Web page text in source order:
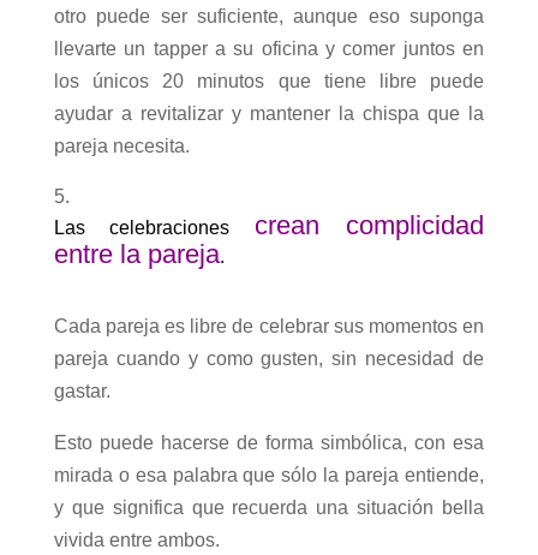
otro puede ser suficiente, aunque eso suponga
llevarte un tapper a su oficina y comer juntos en
los únicos 20 minutos que tiene libre puede
ayudar a revitalizar y mantener la chispa que la
pareja necesita.
Las celebracionescrean complicidad
entre la pareja.
Cada pareja es libre de celebrar sus momentos en
pareja cuando y como gusten, sin necesidad de
gastar.
Esto puede hacerse de forma simbólica, con esa
mirada o esa palabra que sólo la pareja entiende,
y que significa que recuerda una situación bella
vivida entre ambos.